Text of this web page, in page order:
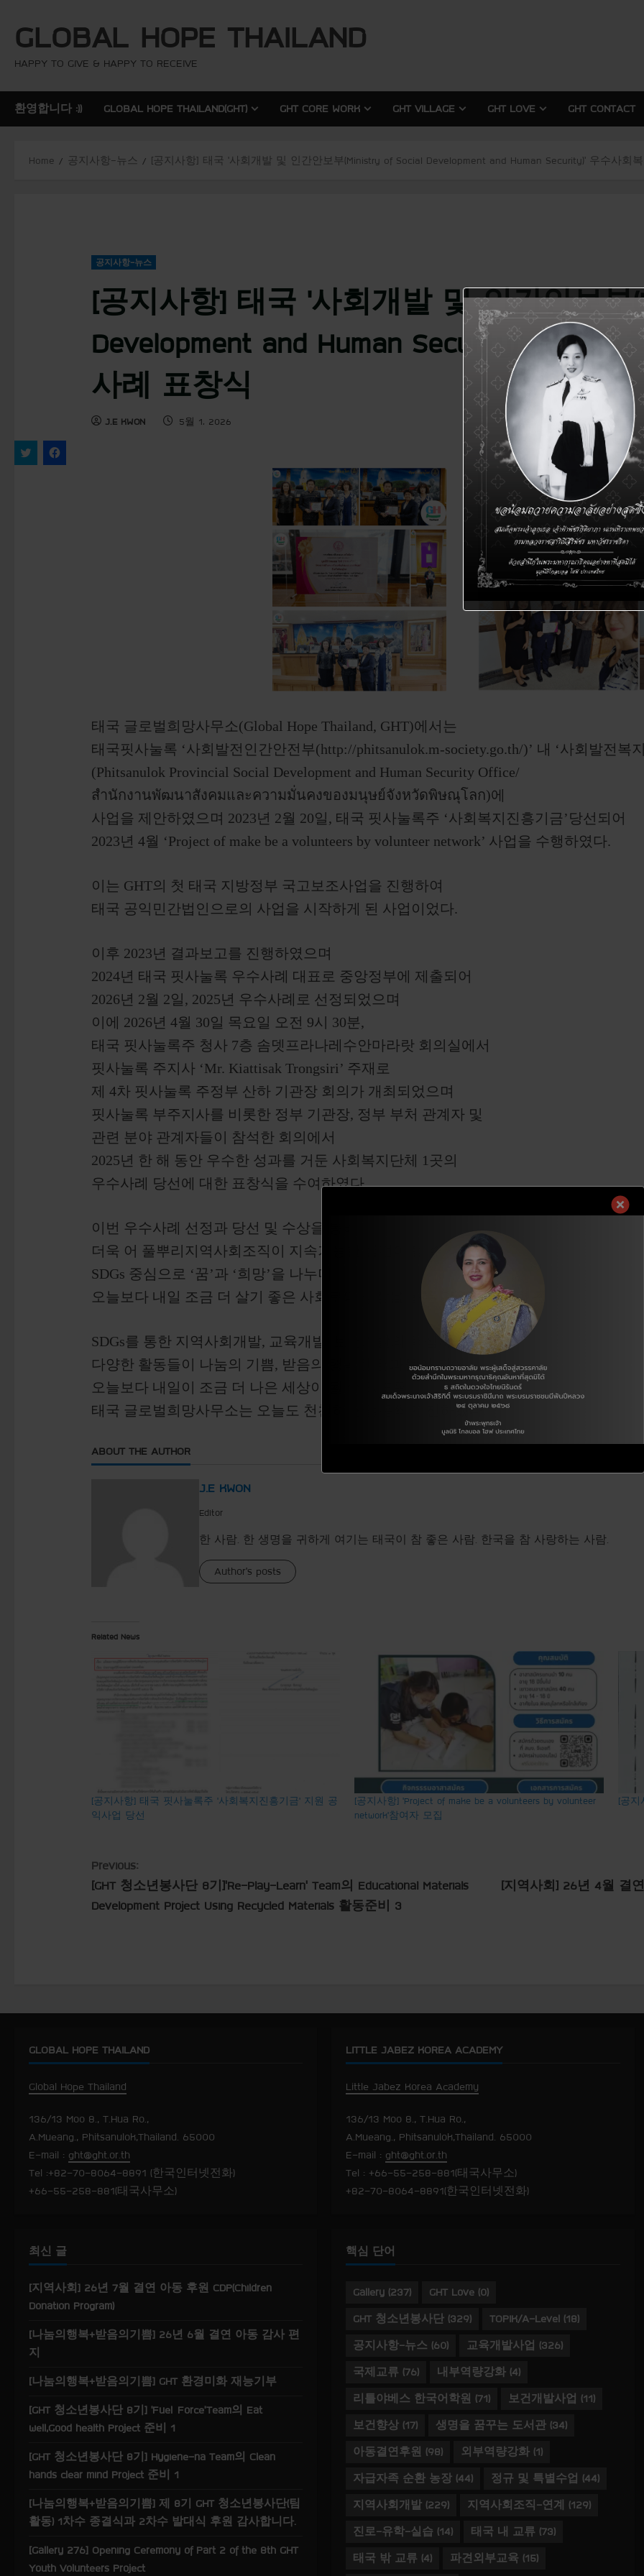
GLOBAL HOPE THAILAND
HAPPY TO GIVE & HAPPY TO RECEIVE
환영합니다 :)) GLOBAL HOPE THAILAND(GHT) GHT CORE WORK GHT VILLAGE GHT LOVE GHT CONTACT
Home 공지사항-뉴스 [공지사항] 태국 ‘사회개발 및 인간안보부(Ministry of Social Development and Human Security)’ 우수사회
공지사항-뉴스
[공지사항] 태국 ‘사회개발 및 인간안보부
Development and Human Security)’ 우수
사례 표창식
J.E KWON 5월 1, 2026
태국 글로벌희망사무소(Global Hope Thailand, GHT)에서는
태국핏사눌록 ‘사회발전인간안전부(http://phitsanulok.m-society.go.th/)’ 내 ‘사회발전복
(Phitsanulok Provincial Social Development and Human Security Office/
สำนักงานพัฒนาสังคมและความมั่นคงของมนุษย์จังหวัดพิษณุโลก)에
사업을 제안하였으며 2023년 2월 20일, 태국 핏사눌록주 ‘사회복지진흥기금’당선되어
2023년 4월 ‘Project of make be a volunteers by volunteer network’ 사업을 수행하였다.
이는 GHT의 첫 태국 지방정부 국고보조사업을 진행하여
태국 공익민간법인으로의 사업을 시작하게 된 사업이었다.
이후 2023년 결과보고를 진행하였으며
2024년 태국 핏사눌록 우수사례 대표로 중앙정부에 제출되어
2026년 2월 2일, 2025년 우수사례로 선정되었으며
이에 2026년 4월 30일 목요일 오전 9시 30분,
태국 핏사눌록주 청사 7층 솜뎃프라나레수안마라랏 회의실에서
핏사눌록 주지사 ‘Mr. Kiattisak Trongsiri’ 주재로
제 4차 핏사눌록 주정부 산하 기관장 회의가 개최되었으며
핏사눌록 부주지사를 비롯한 정부 기관장, 정부 부처 관계자 및
관련 분야 관계자들이 참석한 회의에서
2025년 한 해 동안 우수한 성과를 거둔 사회복지단체 1곳의
우수사례 당선에 대한 표창식을 수여하였다.
이번 우수사례 선정과 당선 및 수상을 통해
더욱 어 풀뿌리지역사회조직이 지속가능한 발전이 될 수 있도록
SDGs 중심으로 ‘꿈’과 ‘희망’을 나누며
오늘보다 내일 조금 더 살기 좋은 사회로의 성장을 돕는 GHT가 되겠다.
SDGs를 통한 지역사회개발, 교육개발, 보건개발의 핵심사업과
다양한 활동들이 나눔의 기쁨, 받음의 행복한 결과물이 되어
오늘보다 내일이 조금 더 나은 세상이 될 수 있도록
태국 글로벌희망사무소는 오늘도 천천히 한걸음씩 전진하겠다.
ABOUT THE AUTHOR
J.E KWON
Editor
한 사람. 한 생명을 귀하게 여기는 태국이 참 좋은 사람. 한국을 참 사랑하는 사람.
Author's posts
Related News
[공지사항] 태국 핏사눌록주 ‘사회복지진흥기금’ 지원 공
익사업 당선
[공지사항] ’Project of make be a volunteers by volunteer
network’참여자 모집
[공지
C
o
n
u
e
R
e
a
d
g
Previous:
[GHT 청소년봉사단 8기]’Re-Play-Learn’ Team의 Educational Materials
Development Project Using Recycled Materials 활동준비 3
[지역사회] 26년 4월 결연
GLOBAL HOPE THAILAND
Global Hope Thailand
136/13 Moo 8., T.Hua Ro.,
A.Mueang., Phitsanulok,Thailand. 65000
E-mail : ght@ght.or.th
Tel :+82-70-8064-8891 (한국인터넷전화)
+66-55-258-881(태국사무소)
최신 글
[지역사회] 26년 7월 결연 아동 후원 CDP(Children
Donation Program)
[나눔의행복+받음의기쁨] 26년 6월 결연 아동 감사 편
지
[나눔의행복+받음의기쁨] GHT 환경미화 재능기부
[GHT 청소년봉사단 8기] ‘Fuel Force’Team의 Eat
well,Good health Project 준비 1
[GHT 청소년봉사단 8기] Hygiene-na Team의 Clean
hands clear mind Project 준비 1
[나눔의행복+받음의기쁨] 제 8기 GHT 청소년봉사단(팀
활동) 1차수 종결식과 2차수 발대식 후원 감사합니다.
[Gallery 276] Opening Ceremony of Part 2 of the 8th GHT
Youth Volunteers Project
LITTLE JABEZ KOREA ACADEMY
Little Jabez Korea Academy
136/13 Moo 8., T.Hua Ro.,
A.Mueang., Phitsanulok,Thailand. 65000
E-mail : ght@ght.or.th
Tel : +66-55-258-881(태국사무소)
+82-70-8064-8891(한국인터넷전화)
핵심 단어
Gallery (237) GHT Love (0)
GHT 청소년봉사단 (329) TOPIK/A-Level (18)
공지사항-뉴스 (60) 교육개발사업 (326)
국제교류 (76) 내부역량강화 (4)
리틀야베스 한국어학원 (71) 보건개발사업 (11)
보건향상 (17) 생명을 꿈꾸는 도서관 (34)
아동결연후원 (98) 외부역량강화 (1)
자급자족 순환 농장 (44) 정규 및 특별수업 (44)
지역사회개발 (229) 지역사회조직-연계 (129)
진로-유학-실습 (14) 태국 내 교류 (73)
태국 밖 교류 (4) 파견외부교육 (15)